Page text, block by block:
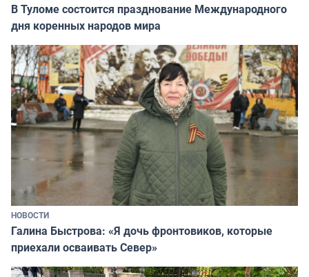
В Туломе состоится празднование Международного
дня коренных народов мира
НОВОСТИ
Галина Быстрова: «Я дочь фронтовиков, которые
приехали осваивать Север»